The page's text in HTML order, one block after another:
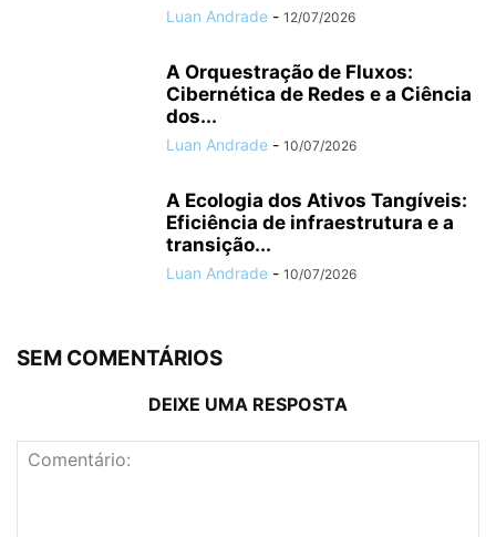
Luan Andrade - 12/07/2026
A Orquestração de Fluxos:
Cibernética de Redes e a Ciência
dos...
Luan Andrade - 10/07/2026
A Ecologia dos Ativos Tangíveis:
Eficiência de infraestrutura e a
transição...
Luan Andrade - 10/07/2026
SEM COMENTÁRIOS
DEIXE UMA RESPOSTA